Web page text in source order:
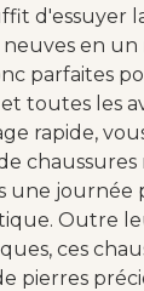
d'essuyer
en un
parfaites
toutes les
rapide,
une journée
Outre
ces
pierres